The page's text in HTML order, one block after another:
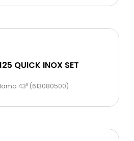
QUICK INOX SET
43⁰ (613080500)